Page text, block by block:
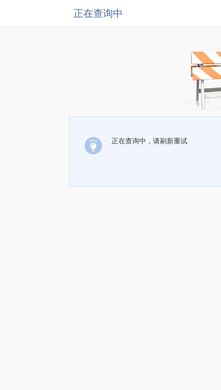
正在查询中
正在查询中，请刷新重试